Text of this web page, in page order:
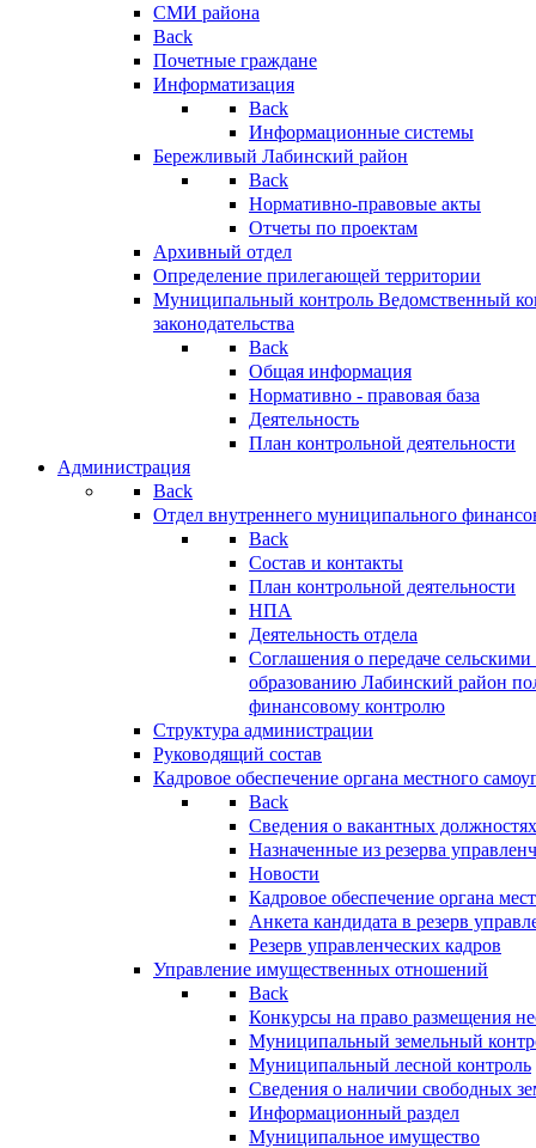
СМИ района
Back
Почетные граждане
Информатизация
Back
Информационные системы
Бережливый Лабинский район
Back
Нормативно-правовые акты
Отчеты по проектам
Архивный отдел
Определение прилегающей территории
Муниципальный контроль Ведомственный
законодательства
Back
Общая информация
Нормативно - правовая база
Деятельность
План контрольной деятельности
Администрация
Back
Отдел внутреннего муниципального
Back
Состав и контакты
План контрольной деятельности
НПА
Деятельность отдела
Соглашения о передаче
образованию Лабинский район
финансовому контролю
Структура администрации
Руководящий состав
Кадровое обеспечение органа местного
Back
Сведения о вакантных
Назначенные из резерва
Новости
Кадровое обеспечение органа
Анкета кандидата в резерв
Резерв управленческих кадров
Управление имущественных отношений
Back
Конкурсы на право размещения
Муниципальный земельный
Муниципальный лесной контроль
Сведения о наличии свободных
Информационный раздел
Муниципальное имущество